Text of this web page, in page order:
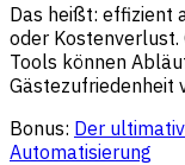
Das heißt: effizient
oder Kostenverlust.
Tools können
Gästezufriedenheit
Bonus: Der
Automatisierung